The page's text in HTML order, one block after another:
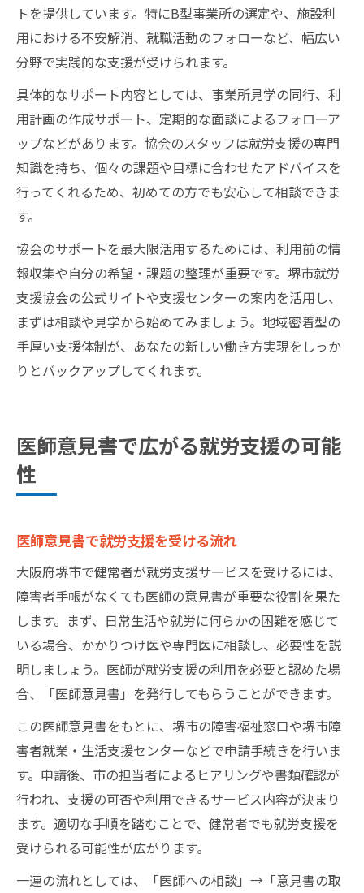
トを提供しています。特にB型事業所の選定や、施設利
用における不安解消、就職活動のフォローなど、幅広い
分野で実践的な支援が受けられます。
具体的なサポート内容としては、事業所見学の同行、利
用計画の作成サポート、定期的な面談によるフォローア
ップなどがあります。協会のスタッフは就労支援の専門
知識を持ち、個々の課題や目標に合わせたアドバイスを
行ってくれるため、初めての方でも安心して相談できま
す。
協会のサポートを最大限活用するためには、利用前の情
報収集や自分の希望・課題の整理が重要です。堺市就労
支援協会の公式サイトや支援センターの案内を活用し、
まずは相談や見学から始めてみましょう。地域密着型の
手厚い支援体制が、あなたの新しい働き方実現をしっか
りとバックアップしてくれます。
医師意見書で広がる就労支援の可能
性
医師意見書で就労支援を受ける流れ
大阪府堺市で健常者が就労支援サービスを受けるには、
障害者手帳がなくても医師の意見書が重要な役割を果た
します。まず、日常生活や就労に何らかの困難を感じて
いる場合、かかりつけ医や専門医に相談し、必要性を説
明しましょう。医師が就労支援の利用を必要と認めた場
合、「医師意見書」を発行してもらうことができます。
この医師意見書をもとに、堺市の障害福祉窓口や堺市障
害者就業・生活支援センターなどで申請手続きを行いま
す。申請後、市の担当者によるヒアリングや書類確認が
行われ、支援の可否や利用できるサービス内容が決まり
ます。適切な手順を踏むことで、健常者でも就労支援を
受けられる可能性が広がります。
一連の流れとしては、「医師への相談」→「意見書の取